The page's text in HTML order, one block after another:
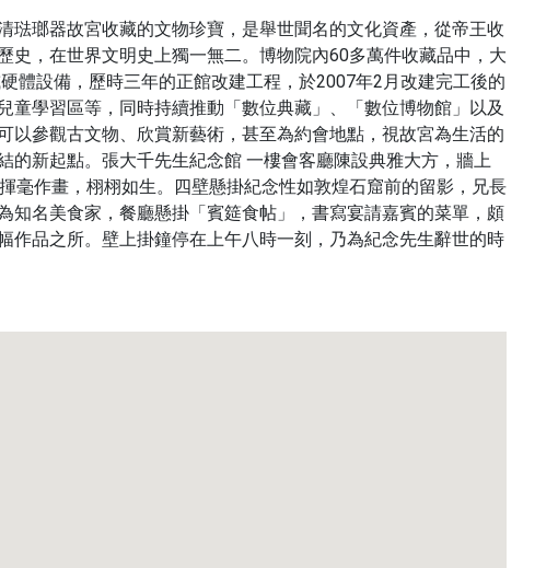
瑯器故宮收藏的文物珍寶，是舉世聞名的文化資產，從帝王收
，在世界文明史上獨一無二。博物院內60多萬件收藏品中，大
體設備，歷時三年的正館改建工程，於2007年2月改建完工後的
學習區等，同時持續推動「數位典藏」、「數位博物館」以及
以參觀古文物、欣賞新藝術，甚至為約會地點，視故宮為生活的
新起點。張大千先生紀念館 一樓會客廳陳設典雅大方，牆上
毫作畫，栩栩如生。四壁懸掛紀念性如敦煌石窟前的留影，兄長
名美食家，餐廳懸掛「賓筵食帖」，書寫宴請嘉賓的菜單，頗
品之所。壁上掛鐘停在上午八時一刻，乃為紀念先生辭世的時